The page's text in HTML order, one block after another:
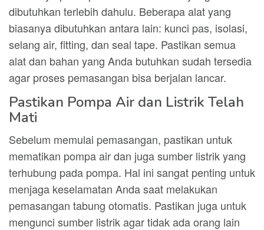
dibutuhkan terlebih dahulu. Beberapa alat yang
biasanya dibutuhkan antara lain: kunci pas, isolasi,
selang air, fitting, dan seal tape. Pastikan semua
alat dan bahan yang Anda butuhkan sudah tersedia
agar proses pemasangan bisa berjalan lancar.
Pastikan Pompa Air dan Listrik Telah
Mati
Sebelum memulai pemasangan, pastikan untuk
mematikan pompa air dan juga sumber listrik yang
terhubung pada pompa. Hal ini sangat penting untuk
menjaga keselamatan Anda saat melakukan
pemasangan tabung otomatis. Pastikan juga untuk
mengunci sumber listrik agar tidak ada orang lain